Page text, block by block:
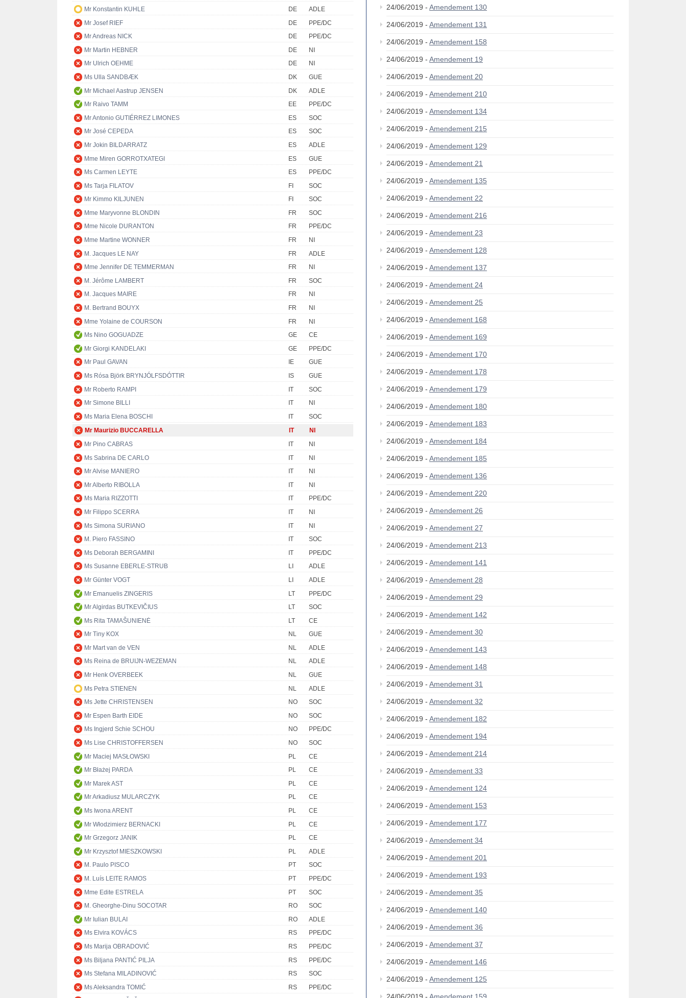
Mr Konstantin KUHLE
DE
ADLE
Mr Josef RIEF
DE
PPE/DC
Mr Andreas NICK
DE
PPE/DC
Mr Martin HEBNER
DE
NI
Mr Ulrich OEHME
DE
NI
Ms Ulla SANDBÆK
DK
GUE
Mr Michael Aastrup JENSEN
DK
ADLE
Mr Raivo TAMM
EE
PPE/DC
Mr Antonio GUTIÉRREZ LIMONES
ES
SOC
Mr José CEPEDA
ES
SOC
Mr Jokin BILDARRATZ
ES
ADLE
Mme Miren GORROTXATEGI
ES
GUE
Ms Carmen LEYTE
ES
PPE/DC
Ms Tarja FILATOV
FI
SOC
Mr Kimmo KILJUNEN
FI
SOC
Mme Maryvonne BLONDIN
FR
SOC
Mme Nicole DURANTON
FR
PPE/DC
Mme Martine WONNER
FR
NI
M. Jacques LE NAY
FR
ADLE
Mme Jennifer DE TEMMERMAN
FR
NI
M. Jérôme LAMBERT
FR
SOC
M. Jacques MAIRE
FR
NI
M. Bertrand BOUYX
FR
NI
Mme Yolaine de COURSON
FR
NI
Ms Nino GOGUADZE
GE
CE
Mr Giorgi KANDELAKI
GE
PPE/DC
Mr Paul GAVAN
IE
GUE
Ms Rósa Björk BRYNJÓLFSDÓTTIR
IS
GUE
Mr Roberto RAMPI
IT
SOC
Mr Simone BILLI
IT
NI
Ms Maria Elena BOSCHI
IT
SOC
Mr Maurizio BUCCARELLA
IT
NI
Mr Pino CABRAS
IT
NI
Ms Sabrina DE CARLO
IT
NI
Mr Alvise MANIERO
IT
NI
Mr Alberto RIBOLLA
IT
NI
Ms Maria RIZZOTTI
IT
PPE/DC
Mr Filippo SCERRA
IT
NI
Ms Simona SURIANO
IT
NI
M. Piero FASSINO
IT
SOC
Ms Deborah BERGAMINI
IT
PPE/DC
Ms Susanne EBERLE-STRUB
LI
ADLE
Mr Günter VOGT
LI
ADLE
Mr Emanuelis ZINGERIS
LT
PPE/DC
Mr Algirdas BUTKEVIČIUS
LT
SOC
Ms Rita TAMAŠUNIENĖ
LT
CE
Mr Tiny KOX
NL
GUE
Mr Mart van de VEN
NL
ADLE
Ms Reina de BRUIJN-WEZEMAN
NL
ADLE
Mr Henk OVERBEEK
NL
GUE
Ms Petra STIENEN
NL
ADLE
Ms Jette CHRISTENSEN
NO
SOC
Mr Espen Barth EIDE
NO
SOC
Ms Ingjerd Schie SCHOU
NO
PPE/DC
Ms Lise CHRISTOFFERSEN
NO
SOC
Mr Maciej MASŁOWSKI
PL
CE
Mr Błażej PARDA
PL
CE
Mr Marek AST
PL
CE
Mr Arkadiusz MULARCZYK
PL
CE
Ms Iwona ARENT
PL
CE
Mr Włodzimierz BERNACKI
PL
CE
Mr Grzegorz JANIK
PL
CE
Mr Krzysztof MIESZKOWSKI
PL
ADLE
M. Paulo PISCO
PT
SOC
M. Luís LEITE RAMOS
PT
PPE/DC
Mme Edite ESTRELA
PT
SOC
M. Gheorghe-Dinu SOCOTAR
RO
SOC
Mr Iulian BULAI
RO
ADLE
Ms Elvira KOVÁCS
RS
PPE/DC
Ms Marija OBRADOVIĆ
RS
PPE/DC
Ms Biljana PANTIĆ PILJA
RS
PPE/DC
Ms Stefana MILADINOVIĆ
RS
SOC
Ms Aleksandra TOMIĆ
RS
PPE/DC
24/06/2019 - Amendement 130
24/06/2019 - Amendement 131
24/06/2019 - Amendement 158
24/06/2019 - Amendement 19
24/06/2019 - Amendement 20
24/06/2019 - Amendement 210
24/06/2019 - Amendement 134
24/06/2019 - Amendement 215
24/06/2019 - Amendement 129
24/06/2019 - Amendement 21
24/06/2019 - Amendement 135
24/06/2019 - Amendement 22
24/06/2019 - Amendement 216
24/06/2019 - Amendement 23
24/06/2019 - Amendement 128
24/06/2019 - Amendement 137
24/06/2019 - Amendement 24
24/06/2019 - Amendement 25
24/06/2019 - Amendement 168
24/06/2019 - Amendement 169
24/06/2019 - Amendement 170
24/06/2019 - Amendement 178
24/06/2019 - Amendement 179
24/06/2019 - Amendement 180
24/06/2019 - Amendement 183
24/06/2019 - Amendement 184
24/06/2019 - Amendement 185
24/06/2019 - Amendement 136
24/06/2019 - Amendement 220
24/06/2019 - Amendement 26
24/06/2019 - Amendement 27
24/06/2019 - Amendement 213
24/06/2019 - Amendement 141
24/06/2019 - Amendement 28
24/06/2019 - Amendement 29
24/06/2019 - Amendement 142
24/06/2019 - Amendement 30
24/06/2019 - Amendement 143
24/06/2019 - Amendement 148
24/06/2019 - Amendement 31
24/06/2019 - Amendement 32
24/06/2019 - Amendement 182
24/06/2019 - Amendement 194
24/06/2019 - Amendement 214
24/06/2019 - Amendement 33
24/06/2019 - Amendement 124
24/06/2019 - Amendement 153
24/06/2019 - Amendement 177
24/06/2019 - Amendement 34
24/06/2019 - Amendement 201
24/06/2019 - Amendement 193
24/06/2019 - Amendement 35
24/06/2019 - Amendement 140
24/06/2019 - Amendement 36
24/06/2019 - Amendement 37
24/06/2019 - Amendement 146
24/06/2019 - Amendement 125